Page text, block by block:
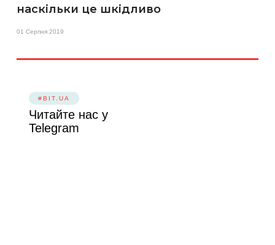
наскільки це шкідливо
01 Серпня 2019
#BIT.UA
Читайте нас у
Telegram